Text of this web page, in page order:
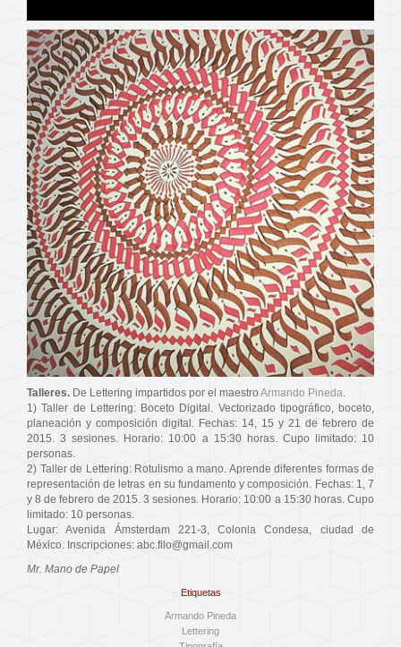
Talleres. De Lettering impartidos por el maestro Armando Pineda
1) Taller de Lettering: Boceto Digital. Vectorizado tipográfico, boceto,
planeación y composición digital. Fechas: 14, 15 y 21 de febrero de
2015. 3 sesiones. Horario: 10:00 a 15:30 horas. Cupo limitado: 10
personas.
2) Taller de Lettering: Rotulismo a mano. Aprende diferentes formas de
representación de letras en su fundamento y composición. Fechas: 1, 7
y 8 de febrero de 2015. 3 sesiones. Horario: 10:00 a 15:30 horas. Cupo
limitado: 10 personas.
Lugar: Avenida Ámsterdam 221-3, Colonia Condesa, ciudad de
México. Inscripciones: abc.filo@gmail.com
Mr. Mano de Papel
Etiquetas
Armando Pineda
Lettering